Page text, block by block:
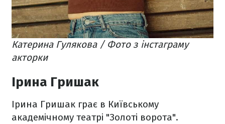
Катерина Гулякова / Фото з інстаграму
акторки
Ірина Гришак
Ірина Гришак грає в Київському
академічному театрі "Золоті ворота".